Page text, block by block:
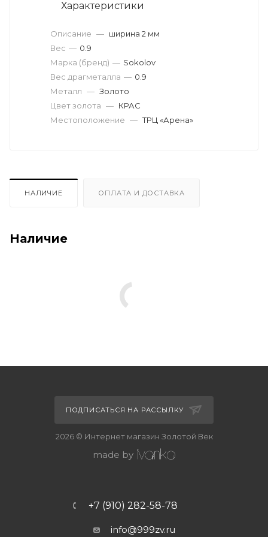
Характеристики
Описание — ширина 2 мм
Вес драгметалла — 0.9
Марка (бренд) — Sokolov
Вес — 0.9
Металл — Золото
Цвет золота — КРАС
Местоположение — ТРЦ «Арена»
НАЛИЧИЕ ОПЛАТА И ДОСТАВКА
Наличие
ПОДПИСАТЬСЯ НА РАССЫЛКУ
2026 © Интернет магазин Золотой Век
made by
+7 (910) 282-58-78
info@999zv.ru